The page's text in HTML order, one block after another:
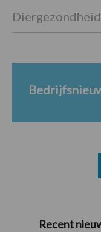
Primaire
Recent
Diergezondheid